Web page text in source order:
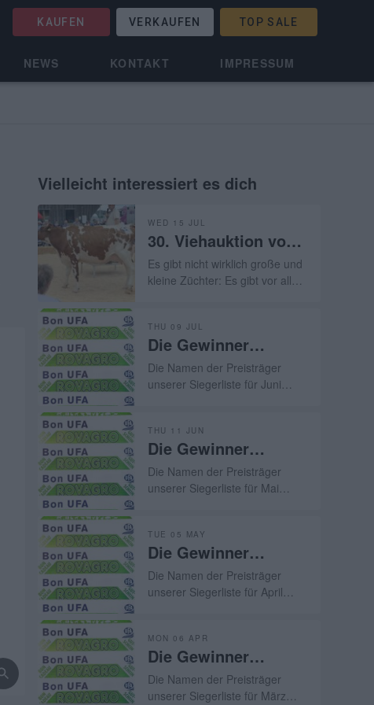
KAUFEN VERKAUFEN TOP SALE
NEWS KONTAKT IMPRESSUM
Vielleicht interessiert es dich
WED 15 JUL
30. Viehauktion von
Les Reussilles (BE)-
15.07.2026
Es gibt nicht wirklich große und
kleine Züchter: Es gibt vor allem
normalerweise über
außergewöhnliche Flächen
verfügen, um das beste Vieh zu
züchten. In diesem Jahr hat
sich leider die Dürre in die
Viehauktion von Les Reussilles“
eingeschlichen. Ein Katalog mit
vor allem viel zu vielen
unverkauften Tieren – das
verdient.
THU 09 JUL
Die Gewinner
gesponsert in Juni
2026
Die Namen der Preisträger
unserer Siegerliste für Juni
worden.
THU 11 JUN
Die Gewinner
gesponsert in Mai
2026
Die Namen der Preisträger
unserer Siegerliste für Mai
worden.
TUE 05 MAY
Die Gewinner
gesponsert in April
2026
Die Namen der Preisträger
unserer Siegerliste für April
worden.
MON 06 APR
Die Gewinner
gesponsert in März
2026
Die Namen der Preisträger
unserer Siegerliste für März